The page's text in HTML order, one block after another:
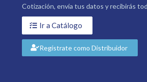
Cotización, envía tus datos y recibirás
Ir a Catálogo
Regístrate como Distribuidor